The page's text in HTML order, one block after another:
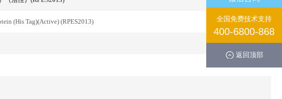
(His Tag)(Active) (RPES2013) 全国免费技术支持
400-6800-868
返回顶部